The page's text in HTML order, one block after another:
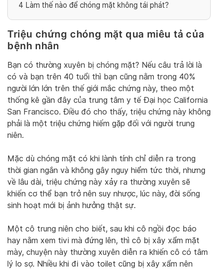
4 Làm thế nào để chóng mặt không tái phát?
Triệu chứng chóng mặt qua miêu tả của
bệnh nhân
Bạn có thường xuyên bị chóng mặt? Nếu câu trả lời là
có và bạn trên 40 tuổi thì bạn cũng nằm trong 40%
người lớn lớn trên thế giới mắc chứng này, theo một
thống kê gần đây của trung tâm y tế Đại học California
San Francisco. Điều đó cho thấy, triệu chứng này không
phải là một triệu chứng hiếm gặp đối với người trung
niên.
Mặc dù chóng mặt có khi lành tính chỉ diễn ra trong
thời gian ngắn và không gây nguy hiểm tức thời, nhưng
về lâu dài, triệu chứng này xảy ra thường xuyên sẽ
khiến cơ thể bạn trở nên suy nhược, lúc này, đời sống
sinh hoạt mới bị ảnh hưởng thật sự.
Một cô trung niên cho biết, sau khi cô ngồi đọc báo
hay nằm xem tivi mà đứng lên, thì cô bị xây xẩm mặt
mày, chuyện này thường xuyên diễn ra khiến cô có tâm
lý lo sợ. Nhiều khi đi vào toilet cũng bị xây xẩm nên